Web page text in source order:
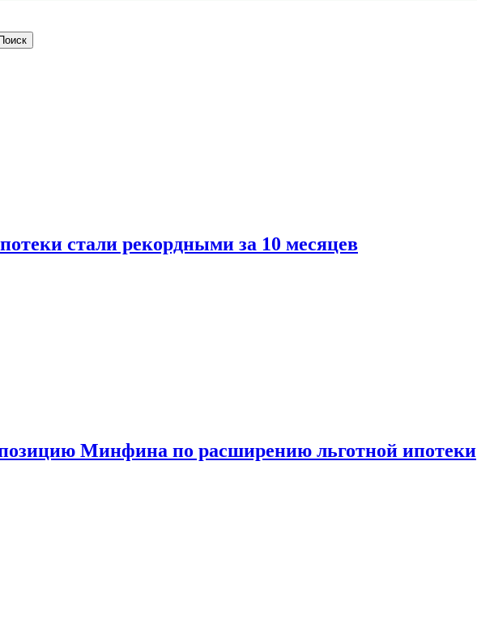
стали рекордными за 10 месяцев
Минфина по расширению льготной ипотеки